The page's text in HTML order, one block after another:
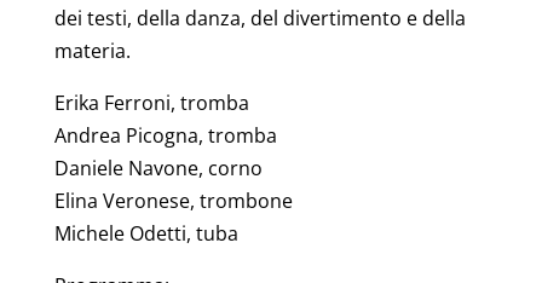
dei testi, della danza, del divertimento e della
materia.
Erika Ferroni, tromba
Andrea Picogna, tromba
Daniele Navone, corno
Elina Veronese, trombone
Michele Odetti, tuba